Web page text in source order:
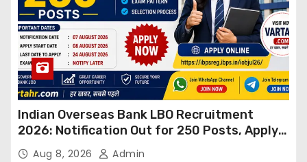
Indian Overseas Bank LBO Recruitment
2026: Notification Out for 250 Posts, Apply
OnlineAug 8, 2026 Admin